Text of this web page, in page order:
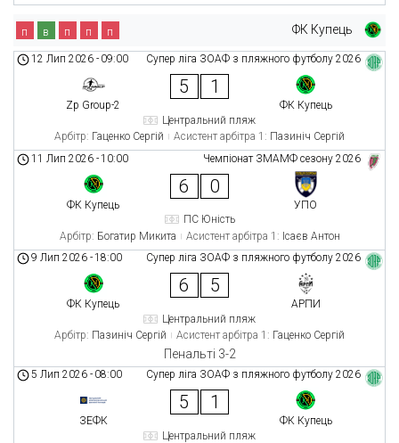
ФК Купець
п в п п п
Супер ліга ЗОАФ з пляжного футболу 2026
12 Лип 2026 - 09:00
Zp Group-2
5 1
ФК Купець
Центральний пляж
Арбітр: Гаценко Сергій Асистент арбітра 1: Пазиніч Сергій
Чемпіонат ЗМАМФ сезону 2026
11 Лип 2026 -10:00
ФК Купець
6 0
УПО
ПС Юність
Арбітр: Богатир Микита Асистент арбітра 1: Ісаєв Антон
Супер ліга ЗОАФ з пляжного футболу 2026
9 Лип 2026 -18:00
ФК Купець
6 5
АРПИ
Центральний пляж
Арбітр: Пазиніч Сергій Асистент арбітра 1: Гаценко Сергій
Пенальті 3-2
Супер ліга ЗОАФ з пляжного футболу 2026
5 Лип 2026 - 08:00
ЗЕФК
5 1
ФК Купець
Центральний пляж